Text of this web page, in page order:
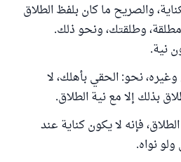
والصريح ما كان بلفظ الطلاق
وطلقتك، ونحو ذلك.
نية.
نحو: الحقي بأهلك، لا
بذلك إلا مع نية الطلاق.
فإنه لا يكون كناية عند
ولو نواه.